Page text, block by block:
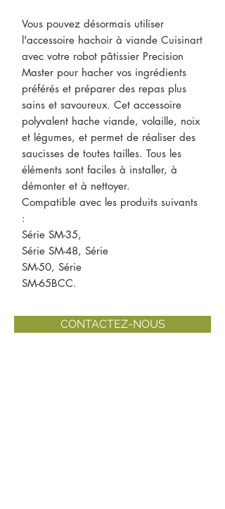
Vous pouvez désormais utiliser
l'accessoire hachoir à viande Cuisinart
avec votre robot pâtissier Precision
Master pour hacher vos ingrédients
préférés et préparer des repas plus
sains et savoureux. Cet accessoire
polyvalent hache viande, volaille, noix
et légumes, et permet de réaliser des
saucisses de toutes tailles. Tous les
éléments sont faciles à installer, à
démonter et à nettoyer.
Compatible avec les produits suivants
:
Série SM-35,
Série SM-48, Série
SM-50, Série
SM-65BCC.
CONTACTEZ-NOUS